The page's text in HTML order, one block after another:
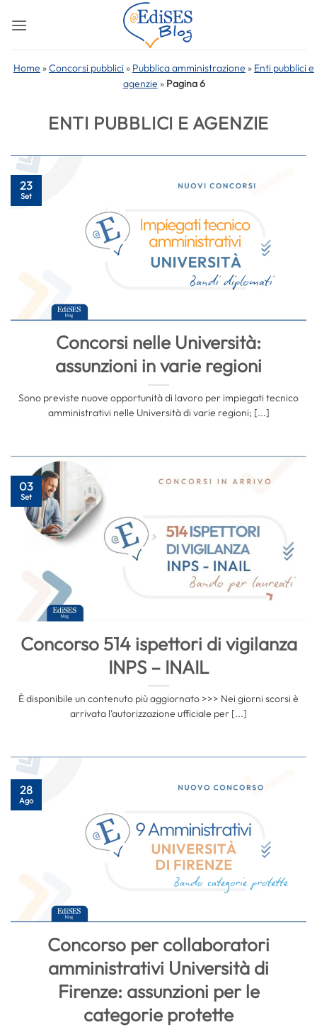
Home »Concorsi pubblici » Pubblica amministrazione » Enti pubblici e
agenzie » Pagina 6
ENTI PUBBLICI E AGENZIE
Concorsi nelle Università:
assunzioni in varie regioni
Sono previste nuove opportunità di lavoro per impiegati tecnico
amministrativi nelle Università di varie regioni; [...]
23
Set
Concorso 514 ispettori di vigilanza
INPS – INAIL
È disponibile un contenuto più aggiornato >>> Nei giorni scorsi è
arrivata l’autorizzazione ufficiale per [...]
03
Set
Concorso per collaboratori
amministrativi Università di
Firenze: assunzioni per le
categorie protette
28
Ago